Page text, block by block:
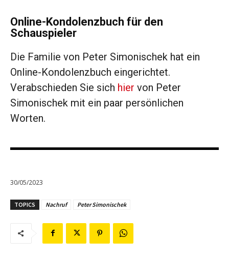
Online-Kondolenzbuch für den
Schauspieler
Die Familie von Peter Simonischek hat ein
Online-Kondolenzbuch eingerichtet.
Verabschieden Sie sich hier von Peter
Simonischek mit ein paar persönlichen
Worten.
30/05/2023
TOPICS Nachruf Peter Simonischek